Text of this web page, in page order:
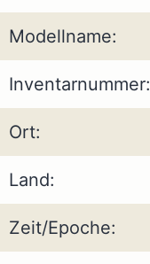
Modellname:
Inventarnummer:
Ort:
Land:
Zeit/Epoche: